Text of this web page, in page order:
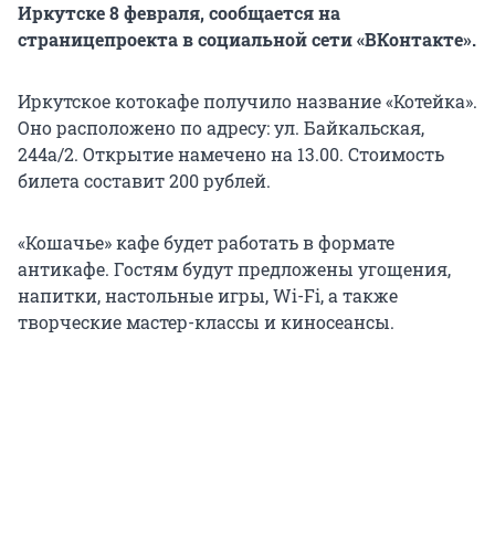
Иркутске 8 февраля, сообщается на
страницепроекта в социальной сети «ВКонтакте».
Иркутское котокафе получило название «Котейка».
Оно расположено по адресу: ул. Байкальская,
244а/2. Открытие намечено на 13.00. Стоимость
билета составит 200 рублей.
«Кошачье» кафе будет работать в формате
антикафе. Гостям будут предложены угощения,
напитки, настольные игры, Wi-Fi, а также
творческие мастер-классы и киносеансы.